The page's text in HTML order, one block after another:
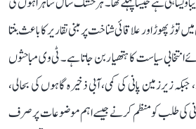
پھوڑ اور علاقائی شناخت پر مبنی تقاریر کا باعث بنتا
سیاست کا ہتھیار بن جاتا ہے۔ ٹی وی مباحثوں
زیرزمین پانی کی کمی، آبی ذخیرہ گاہوں کی بحالی،
کی طلب کو منظم کرنے جیسے اہم موضوعات پر صرف